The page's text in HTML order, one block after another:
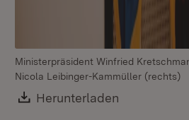
Ministerpräsident Winfried
Nicola Leibinger-Kammüller (rechts)
Download:
Herunterladen